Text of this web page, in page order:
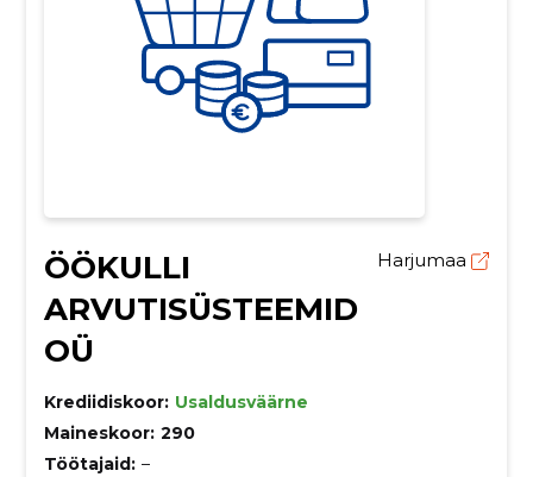
ÖÖKULLI
ARVUTISÜSTEEMID
OÜ
Harjumaa
Krediidiskoor: Usaldusväärne
Maineskoor: 290
Töötajaid: –